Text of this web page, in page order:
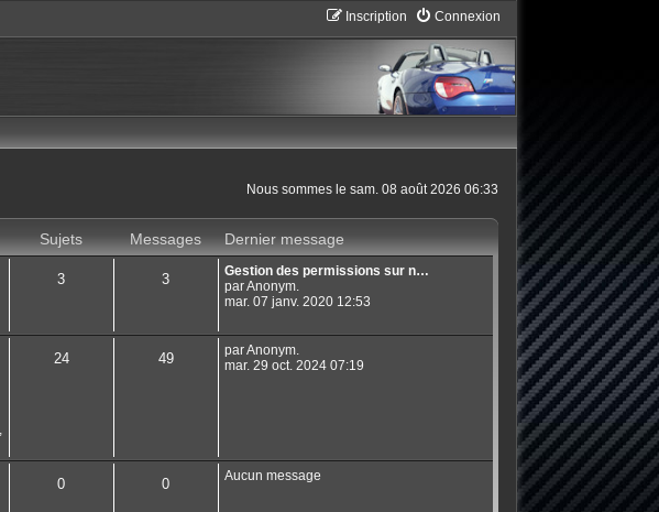
Connexion
Inscription
Nous sommes le sam. 08 août 2026 06:33
Sujets Messages
Dernier message
3 3
Gestion des permissions sur n…
par Anonym.
mar. 07 janv. 2020 12:53
24 49
par Anonym.
mar. 29 oct. 2024 07:19
0 0 Aucun message